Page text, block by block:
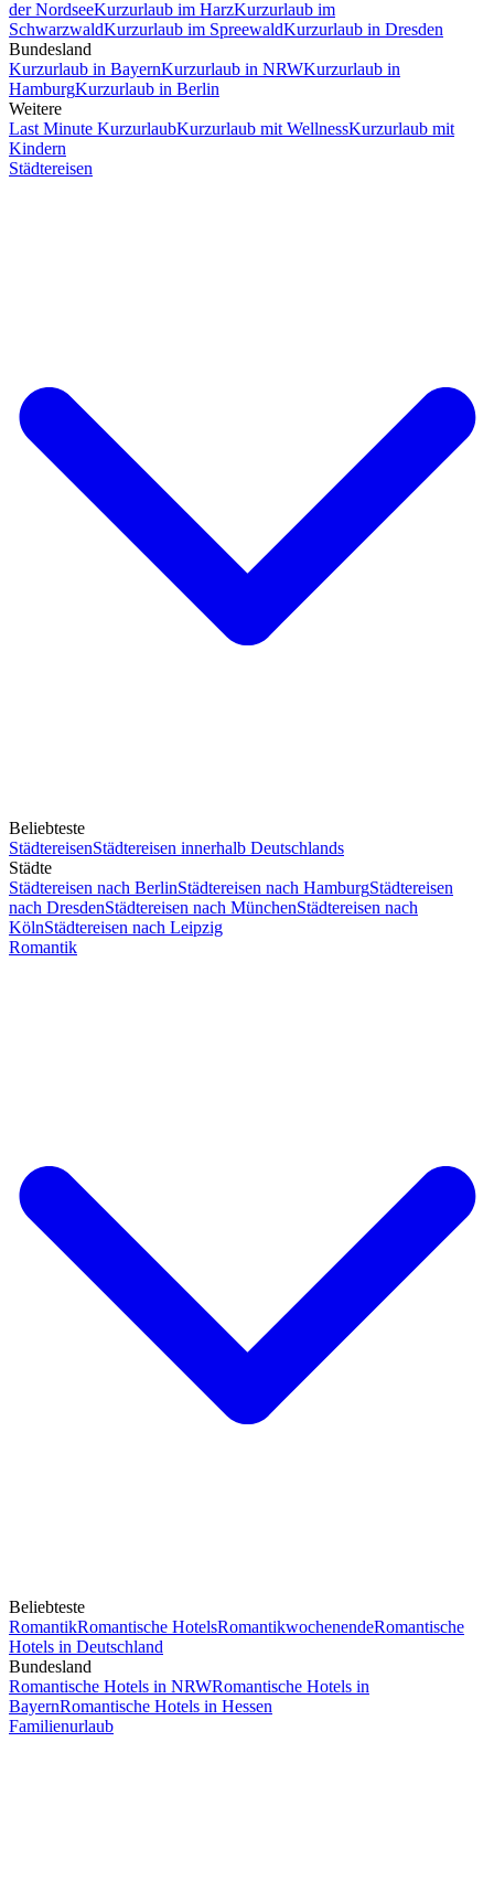
der NordseeKurzurlaub im HarzKurzurlaub im
SchwarzwaldKurzurlaub im SpreewaldKurzurlaub in Dresden
Bundesland
Kurzurlaub in BayernKurzurlaub in NRWKurzurlaub in
HamburgKurzurlaub in Berlin
Weitere
Last Minute KurzurlaubKurzurlaub mit WellnessKurzurlaub mit
Kindern
Städtereisen
Beliebteste
StädtereisenStädtereisen innerhalb Deutschlands
Städte
Städtereisen nach BerlinStädtereisen nach HamburgStädtereisen
nach DresdenStädtereisen nach MünchenStädtereisen nach
KölnStädtereisen nach Leipzig
Romantik
Beliebteste
RomantikRomantische HotelsRomantikwochenendeRomantische
Hotels in Deutschland
Bundesland
Romantische Hotels in NRWRomantische Hotels in
BayernRomantische Hotels in Hessen
Familienurlaub